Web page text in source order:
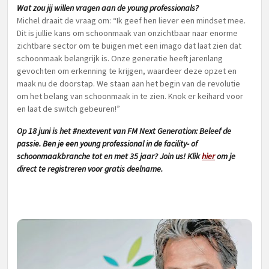
Wat zou jij willen vragen aan de young professionals?
Michel draait de vraag om: “Ik geef hen liever een mindset mee.
Dit is jullie kans om schoonmaak van onzichtbaar naar enorme
zichtbare sector om te buigen met een imago dat laat zien dat
schoonmaak belangrijk is. Onze generatie heeft jarenlang
gevochten om erkenning te krijgen, waardeer deze opzet en
maak nu de doorstap. We staan aan het begin van de revolutie
om het belang van schoonmaak in te zien. Knok er keihard voor
en laat de switch gebeuren!”
Op 18 juni is het #nextevent van FM Next Generation: Beleef de
passie. Ben je een young professional in de facility- of
schoonmaakbranche tot en met 35 jaar? Join us! Klikhierom je
direct te registreren voor gratis deelname.